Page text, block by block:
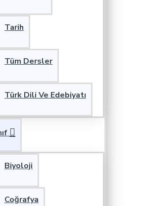
Tarih
Tüm Dersler
Türk Dili Ve Edebiyatı
Biyoloji
Coğrafya